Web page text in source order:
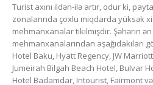
Turist axını ildən-ilə artır, odur ki,
zonalarında çoxlu miqdarda yüksək
mehmanxanalar tikilmişdir. Şəhərin
mehmanxanalarından aşağıdakıları
Hotel Baku, Hyatt Regency, JW
Jumeirah Bilgah Beach Hotel, Bulvar
Hotel Badamdar, Intourist, Fairmont